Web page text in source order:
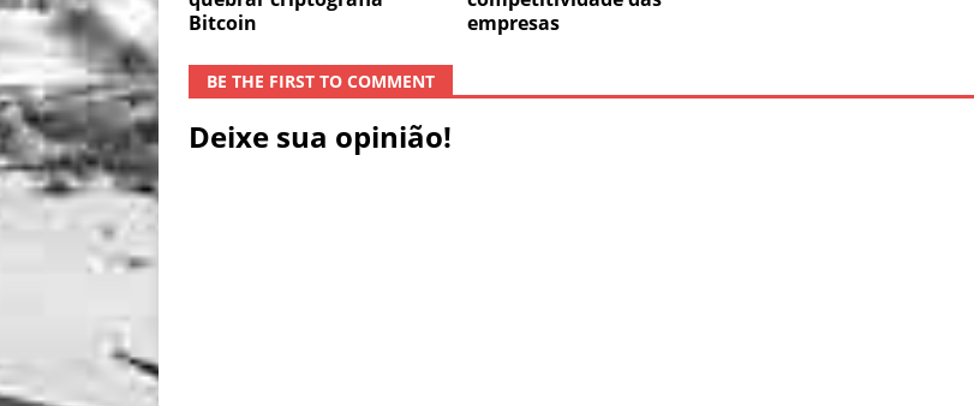
Bitcoin
empresas
BE THE FIRST TO COMMENT
Deixe sua opinião!